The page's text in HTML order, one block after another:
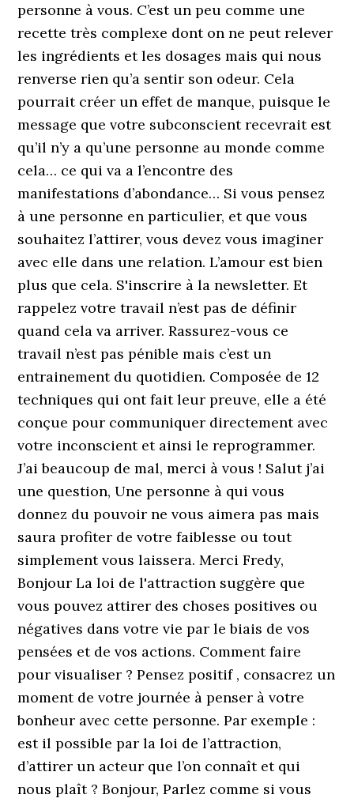
personne à vous. C’est un peu comme une
recette très complexe dont on ne peut relever
les ingrédients et les dosages mais qui nous
renverse rien qu’a sentir son odeur. Cela
pourrait créer un effet de manque, puisque le
message que votre subconscient recevrait est
qu’il n’y a qu’une personne au monde comme
cela… ce qui va a l’encontre des
manifestations d’abondance… Si vous pensez
à une personne en particulier, et que vous
souhaitez l’attirer, vous devez vous imaginer
avec elle dans une relation. L’amour est bien
plus que cela. S'inscrire à la newsletter. Et
rappelez votre travail n’est pas de définir
quand cela va arriver. Rassurez-vous ce
travail n’est pas pénible mais c’est un
entrainement du quotidien. Composée de 12
techniques qui ont fait leur preuve, elle a été
conçue pour communiquer directement avec
votre inconscient et ainsi le reprogrammer.
J’ai beaucoup de mal, merci à vous ! Salut j’ai
une question, Une personne à qui vous
donnez du pouvoir ne vous aimera pas mais
saura profiter de votre faiblesse ou tout
simplement vous laissera. Merci Fredy,
Bonjour La loi de l'attraction suggère que
vous pouvez attirer des choses positives ou
négatives dans votre vie par le biais de vos
pensées et de vos actions. Comment faire
pour visualiser ? Pensez positif , consacrez un
moment de votre journée à penser à votre
bonheur avec cette personne. Par exemple :
est il possible par la loi de l’attraction,
d’attirer un acteur que l’on connaît et qui
nous plaît ? Bonjour, Parlez comme si vous